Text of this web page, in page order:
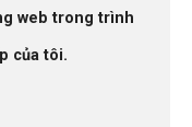
web trong trình
của tôi.